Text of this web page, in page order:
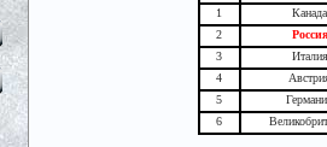
1
Канада
2
Россия
3
Италия
4
5
6